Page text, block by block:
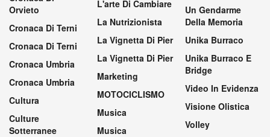
Orvieto
Cronaca Di Terni
Cronaca Di Terni
Cronaca Umbria
Cronaca Umbria
Cultura
Culture
Sotterranee
L'arte Di Cambiare
La Nutrizionista
La Vignetta Di Pier
La Vignetta Di Pier
Marketing
MOTOCICLISMO
Musica
Musica
Un Gendarme
Della Memoria
Unika Burraco
Unika Burraco E
Bridge
Video In Evidenza
Visione Olistica
Volley